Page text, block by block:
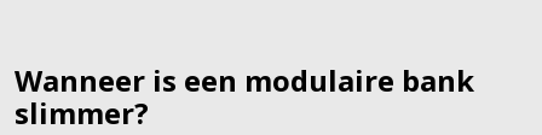
Wanneer is een modulaire bank
slimmer?